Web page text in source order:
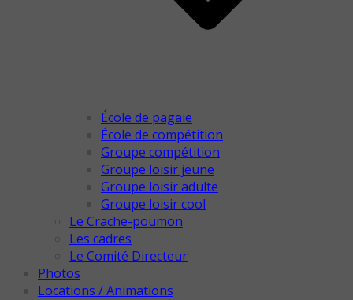
École de pagaie
École de compétition
Groupe compétition
Groupe loisir jeune
Groupe loisir adulte
Groupe loisir cool
Le Crache-poumon
Les cadres
Le Comité Directeur
Photos
Locations / Animations